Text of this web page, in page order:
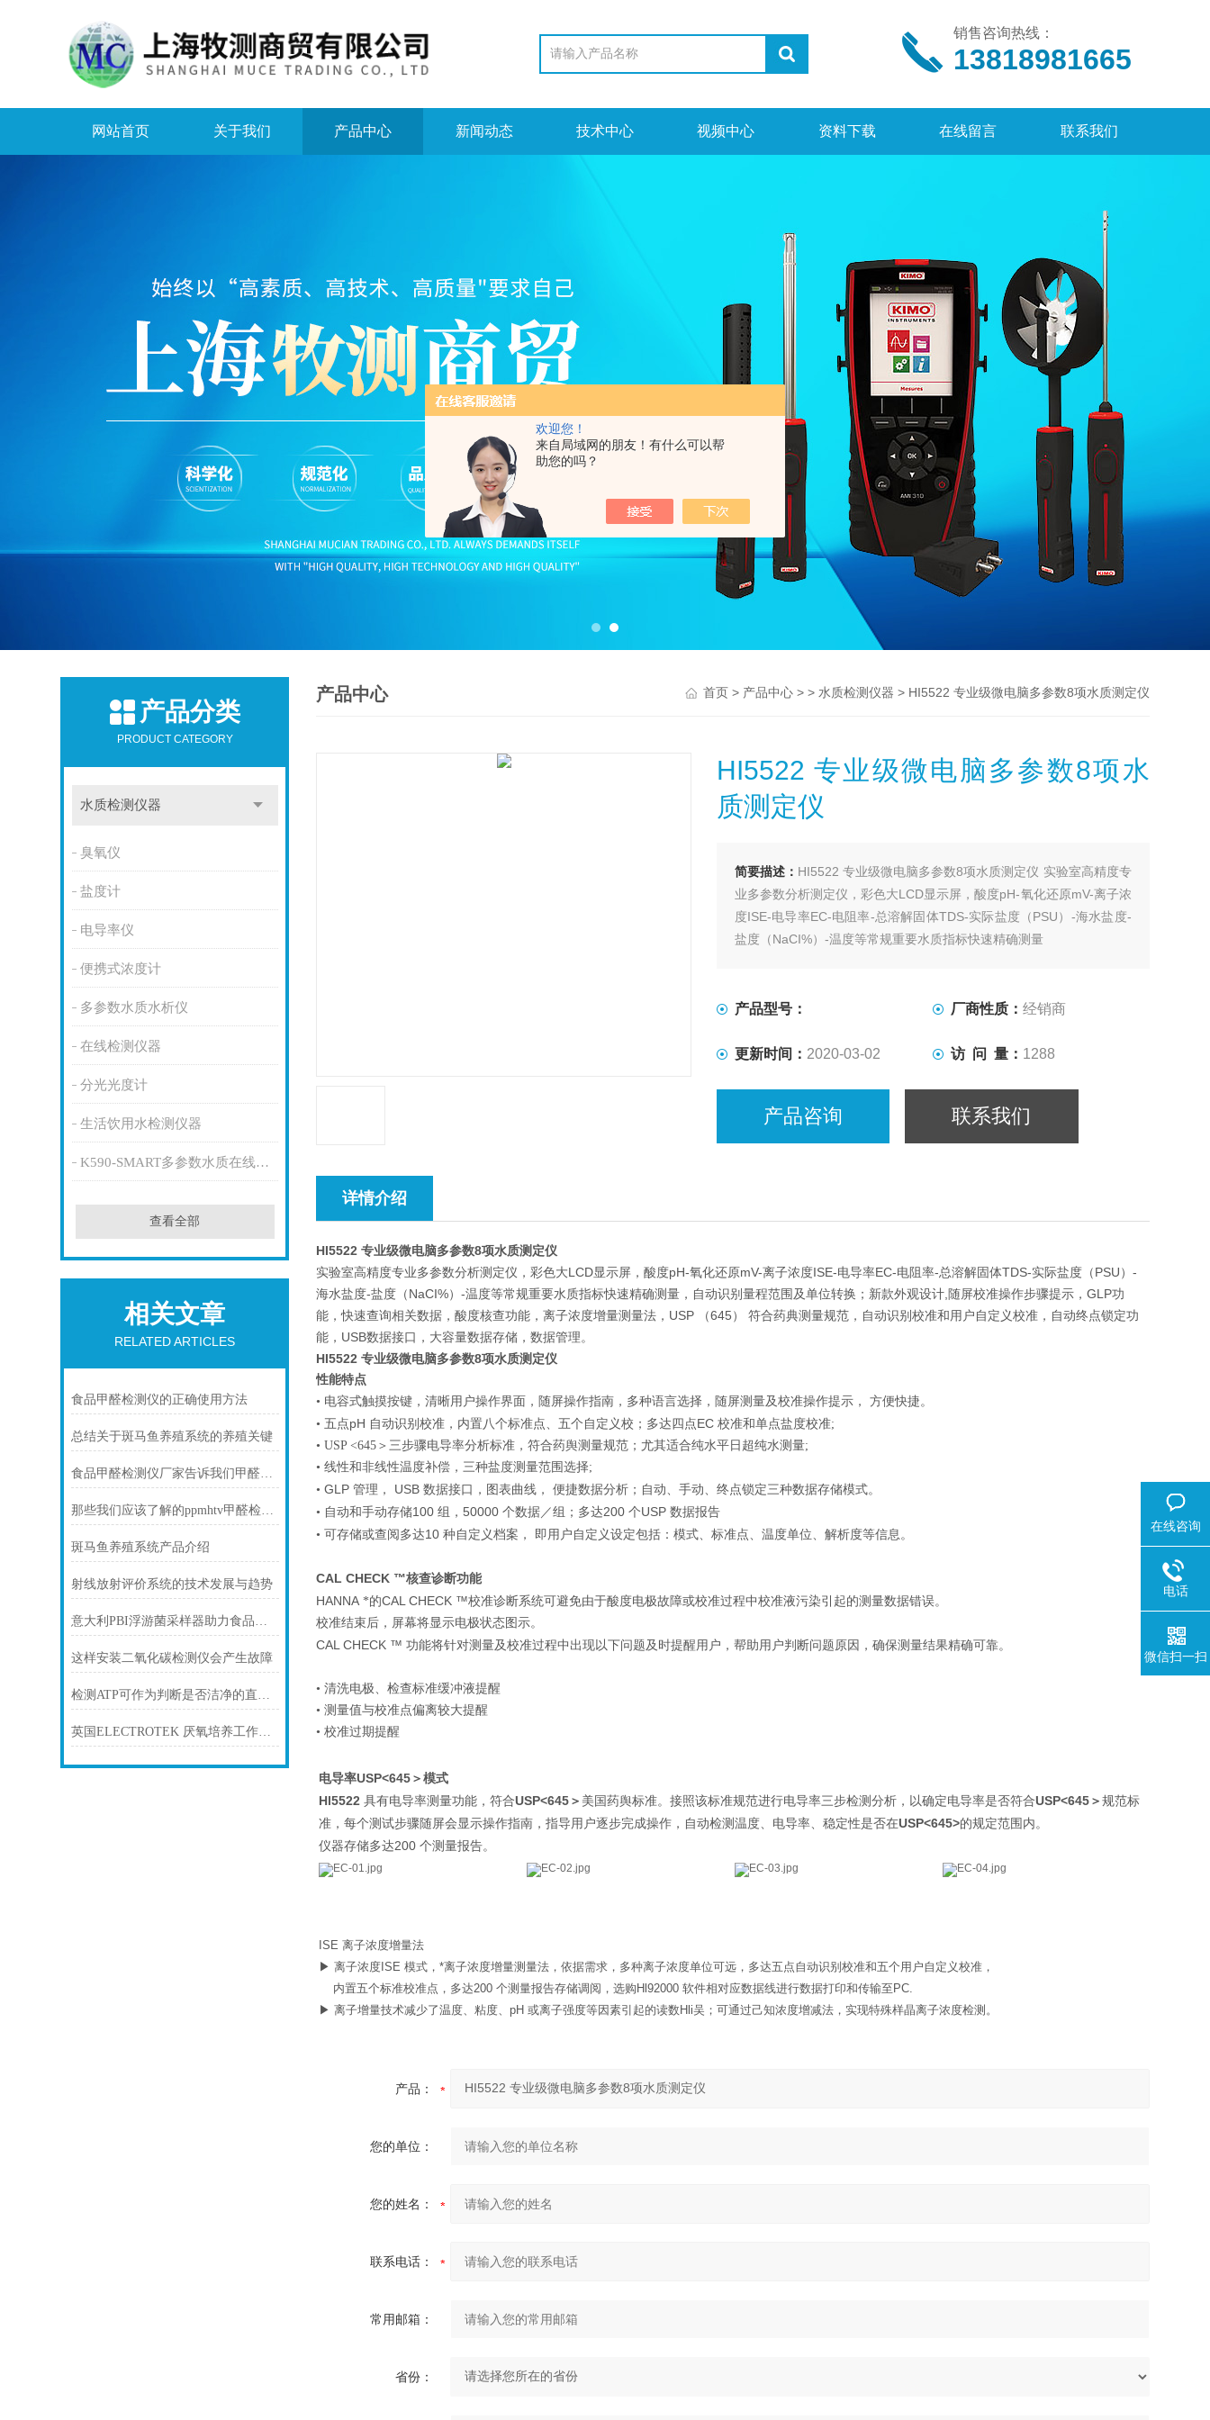
欢迎您！
来自局域网的朋友！有什么可以帮
助您的吗？
销售咨询热线：
13818981665
网站首页 关于我们 产品中心 新闻动态 技术中心 视频中心 资料下载 在线留言 联系我们
产品分类
PRODUCT CATEGORY
水质检测仪器
臭氧仪
盐度计
电导率仪
便携式浓度计
多参数水质水析仪
在线检测仪器
分光光度计
生活饮用水检测仪器
K590-SMART多参数水质在线监测仪
查看全部
相关文章
RELATED ARTICLES
食品甲醛检测仪的正确使用方法
总结关于斑马鱼养殖系统的养殖关键
食品甲醛检测仪厂家告诉我们甲醛的危害
那些我们应该了解的ppmhtv甲醛检测仪使用信息
斑马鱼养殖系统产品介绍
射线放射评价系统的技术发展与趋势
意大利PBI浮游菌采样器助力食品安全微生物监控
这样安装二氧化碳检测仪会产生故障
检测ATP可作为判断是否洁净的直观指标
英国ELECTROTEK 厌氧培养工作站技术参数
产品中心 首页> 产品中心> > 水质检测仪器 > HI5522 专业级微电脑多参数8项水质测定仪
HI5522 专业级微电脑多参数8项水
质测定仪
简要描述： HI5522 专业级微电脑多参数8项水质测定仪 实验室高精度专
业多参数分析测定仪，彩色大LCD显示屏，酸度pH-氧化还原mV-离子浓
度ISE-电导率EC-电阻率-总溶解固体TDS-实际盐度（PSU）-海水盐度-
盐度（NaCI%）-温度等常规重要水质指标快速精确测量
产品型号： 厂商性质：经销商
更新时间： 2020-03-02 访 问 量： 1288
产品咨询 联系我们
详情介绍
HI5522 专业级微电脑多参数8项水质测定仪
实验室高精度专业多参数分析测定仪，彩色大LCD显示屏，酸度pH-氧化还原mV-离子浓度ISE-电导率EC-电阻率-总溶解固体TDS-实际盐度（PSU）-
海水盐度-盐度（NaCI%）-温度等常规重要水质指标快速精确测量，自动识别量程范围及单位转换；新款外观设计,随屏校准操作步骤提示，GLP功
能，快速查询相关数据，酸度核查功能，离子浓度增量测量法，USP （645） 符合药典测量规范，自动识别校准和用户自定义校准，自动终点锁定功
能，USB数据接口，大容量数据存储，数据管理。
HI5522 专业级微电脑多参数8项水质测定仪
性能特点
• 电容式触摸按键，清晰用户操作界面，随屏操作指南，多种语言选择，随屏测量及校准操作提示， 方便快捷。
• 五点pH 自动识别校准，内置八个标准点 五个自定义校；多达四点EC校准和单点盐度校准;
• USP <645＞三步骤电导率分析标准，符合药舆测量规范；尤其适合纯水平日超纯水测量;
• 线性和非线性温度补偿，三种盐度测量范围选择;
•GLP 管理， USB数据接口，图表曲线， 便捷数据分析；自动、手动、终点锁定三种数据存储模式。
• 自动和手动存储100组 ，50000个数据／组；多达200个USP数据报告
• 可存储或查阅多达10种自定义档案， 即用户自定义设定包括：模式、标准点、温度单位、解析度等信息。
CAL CHECK ™核查诊断功能
HANNA *的CAL CHECK ™校准诊断系统可避免由于酸度电极故障或校准过程中校准液污染引起的测量数据错误。
校准结束后，屏幕将显示电极状态图示。
CAL CHECK ™ 功能将针对测量及校准过程中出现以下问题及时提醒用户，帮助用户判断问题原因，确保测量结果精确可靠。
• 清洗电极、检查标准缓冲液提醒
• 测量值与校准点偏离较大提醒
• 校准过期提醒
电导率USP<645＞模式
Hl5522具有电导率测量功能，符合USP<645＞ 美国药舆标准。接照该标准规范进行电导率三步检测分析，以确定电导率是否符合USP<645＞规范标
准，每个测试步骤随屏会显示操作指南，指导用户逐步完成操作，自动检测温度、电导率、稳定性是否在USP<645>的规定范围内。
仪器存储多达200 个测量报告。
ISE 离子浓度增量法
▶ 离子浓度ISE 模式，*离子浓度增量测量法，依据需求，多种离子浓度单位可远，多达五点自动识别校准和五个用户自定义校准，
内置五个标准校准点，多达200 个测量报告存储调阅，选购Hl92000 软件相对应数据线进行数据打印和传输至PC.
▶ 离子增量技术减少了温度、粘度、pH 或离子强度等因素引起的读数Hli吴；可通过己知浓度增减法，实现特殊样晶离子浓度检测。
产品：
您的单位：
您的姓名：
联系电话：
常用邮箱：
省份：
在线咨询
电话
微信扫一扫